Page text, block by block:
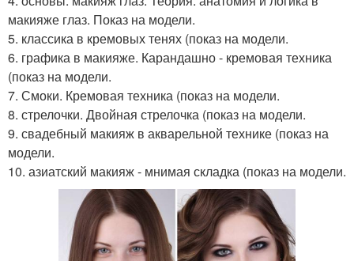
макияже глаз. Показ на модели.
5. классика в кремовых тенях (показ на модели.
6. графика в макияже. Карандашно - кремовая техника
(показ на модели.
7. Смоки. Кремовая техника (показ на модели.
8. стрелочки. Двойная стрелочка (показ на модели.
9. свадебный макияж в акварельной технике (показ на
модели.
10. азиатский макияж - мнимая складка (показ на модели.